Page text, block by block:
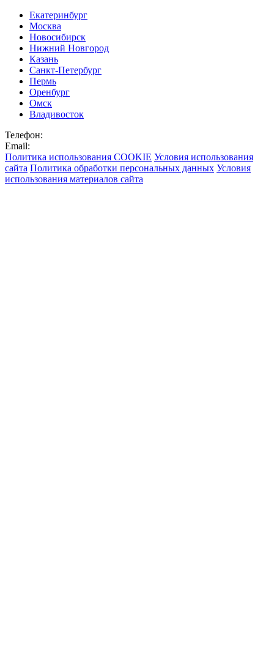
Екатеринбург
Москва
Новосибирск
Нижний Новгород
Казань
Санкт-Петербург
Пермь
Оренбург
Омск
Владивосток
Телефон:
Email:
Политика использования COOKIE Условия использования
сайта Политика обработки персональных данных Условия
использования материалов сайта